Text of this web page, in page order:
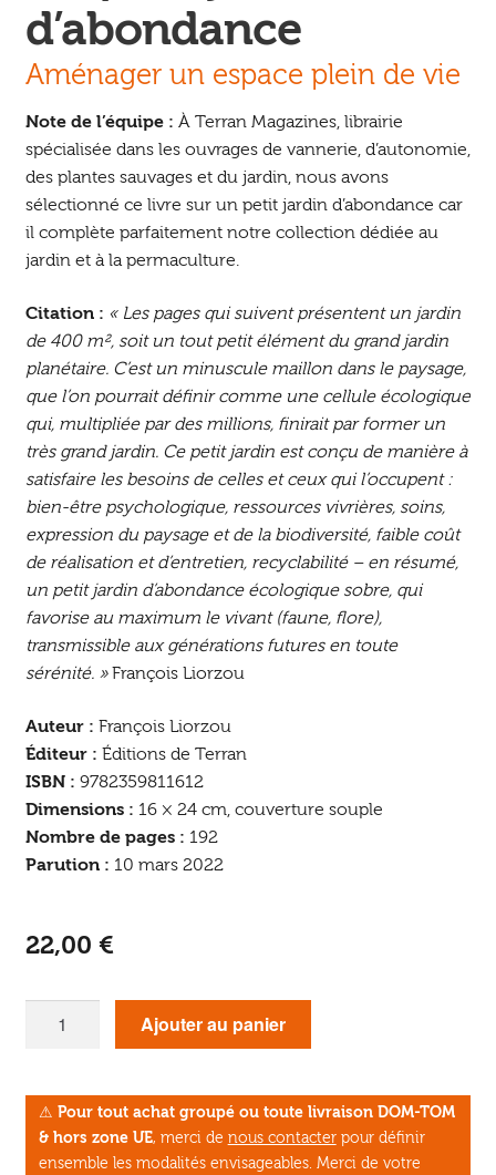
d’abondance
Aménager un espace plein de vie
Note de l’équipe : À Terran Magazines, librairie
spécialisée dans les ouvrages de vannerie, d’autonomie,
des plantes sauvages et du jardin, nous avons
sélectionné ce livre sur un petit jardin d’abondance car
il complète parfaitement notre collection dédiée au
jardin et à la permaculture.
Citation : « Les pages qui suivent présentent un jardin
de 400 m², soit un tout petit élément du grand jardin
planétaire. C’est un minuscule maillon dans le paysage,
que l’on pourrait définir comme une cellule écologique
qui, multipliée par des millions, finirait par former un
très grand jardin. Ce petit jardin est conçu de manière à
satisfaire les besoins de celles et ceux qui l’occupent :
bien-être psychologique, ressources vivrières, soins,
expression du paysage et de la biodiversité, faible coût
de réalisation et d’entretien, recyclabilité – en résumé,
un petit jardin d’abondance écologique sobre, qui
favorise au maximum le vivant (faune, flore),
transmissible aux générations futures en toute
sérénité. »François Liorzou
Auteur : François Liorzou
Éditeur : Éditions de Terran
ISBN : 9782359811612
Dimensions : 16 × 24 cm, couverture souple
Nombre de pages : 192
Parution : 10 mars 2022
22,00 €
petit
jardin
Ajouter au panier
⚠ Pour tout achat groupé ou toute livraison DOM-TOM
& hors zone UE, merci de nous contacterpour définir
ensemble les modalités envisageables. Merci de votre